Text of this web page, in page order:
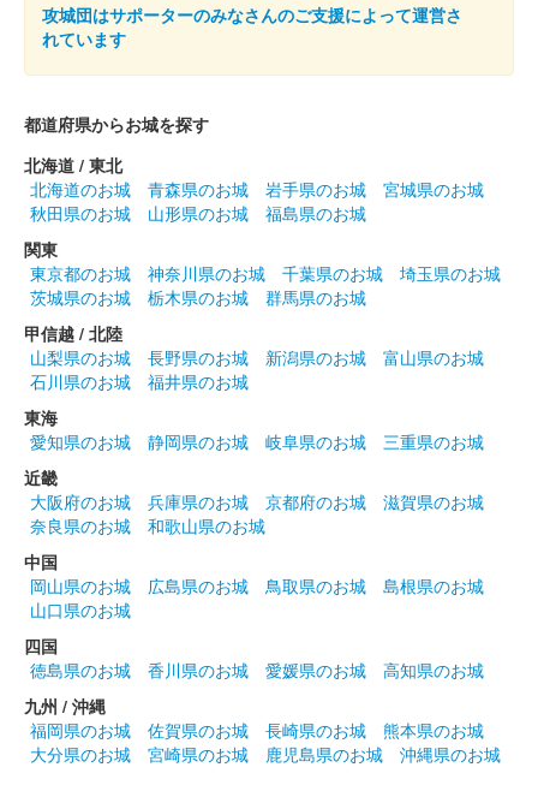
攻城団はサポーターのみなさんのご支援によって運営さ
れています
都道府県からお城を探す
北海道 / 東北
北海道のお城
青森県のお城 岩手県のお城
宮城県のお城
秋田県のお城
山形県のお城
福島県のお城
関東
東京都のお城
神奈川県のお城 千葉県のお城
埼玉県のお城
茨城県のお城
栃木県のお城
群馬県のお城
甲信越 / 北陸
山梨県のお城
長野県のお城 新潟県のお城
富山県のお城
石川県のお城
福井県のお城
東海
愛知県のお城
静岡県のお城 岐阜県のお城
三重県のお城
近畿
大阪府のお城
兵庫県のお城 京都府のお城
滋賀県のお城
奈良県のお城
和歌山県のお城
中国
岡山県のお城
広島県のお城 鳥取県のお城
島根県のお城
山口県のお城
四国
徳島県のお城
香川県のお城 愛媛県のお城
高知県のお城
九州 / 沖縄
福岡県のお城
佐賀県のお城 長崎県のお城
熊本県のお城
大分県のお城
宮崎県のお城 鹿児島県のお城 沖縄県のお城